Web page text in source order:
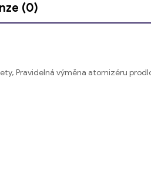
(0)
Pravidelná výměna atomizéru